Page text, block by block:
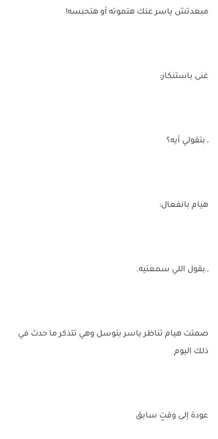
مبعدتش ياسر عنك هتموته أو هتحبسه!
غنى باستنكار:
ـ بتقولي أيه؟
هيام بانفعال:
ـ بقول اللي سمعتيه.
صمتت هيام تناظر ياسر بتوسل وهي تتذكر ما حدث في
ذلك اليوم
عودة إلى وقتٍ سابق